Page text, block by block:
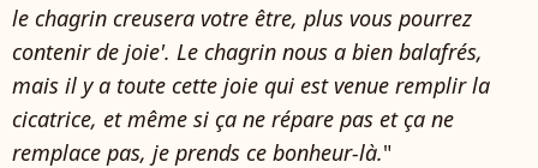
le chagrin creusera votre être, plus vous pourrez
contenir de joie'. Le chagrin nous a bien balafrés,
mais il y a toute cette joie qui est venue remplir la
cicatrice, et même si ça ne répare pas et ça ne
remplace pas, je prends ce bonheur-là."